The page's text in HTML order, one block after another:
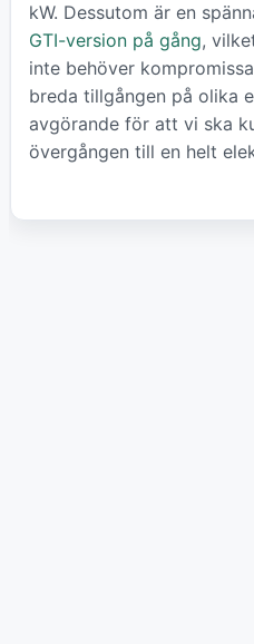
kW. Dessutom är en
GTI-version på gång,
inte behöver
breda tillgången på olika
avgörande för att vi ska
övergången till en helt